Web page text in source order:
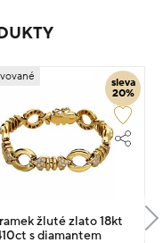
sleva
20%
žluté zlato 18kt
s diamantem